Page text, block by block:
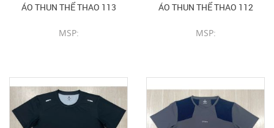
ÁO THUN THỂ THAO 113
MSP:
ÁO THUN THỂ THAO 112
MSP: